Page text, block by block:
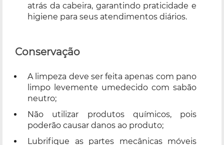
atrás da cabeira, garantindo praticidade e
higiene para seus atendimentos diários.
Conservação
A limpeza deve ser feita apenas com pano
limpo levemente umedecido com sabão
neutro;
Não utilizar produtos químicos, pois
poderão causar danos ao produto;
Lubrifique as partes mecânicas móveis